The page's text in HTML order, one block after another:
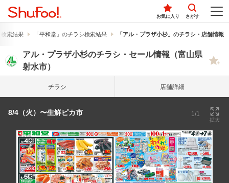
お気に入り さがす
索結果 「平和堂」のチラシ検索結果 「アル・プラザ小杉」のチラシ・店舗情報
アル・プラザ小杉のチラシ・セール情報（富山県
射水市）
チラシ 店舗詳細
8/4（火）〜生鮮ピカ市 1/1
拡大